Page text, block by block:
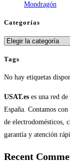
Mondragón
Categorías
Categorías
Tags
No hay etiquetas
USAT.es es una red
España. Contamos
de electrodomésticos,
garantía y atención
Recent